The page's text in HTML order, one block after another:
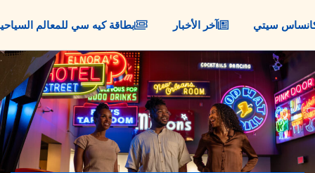
كانساس سيتي آخر الأخبار بطاقة كيه سي للمعالم